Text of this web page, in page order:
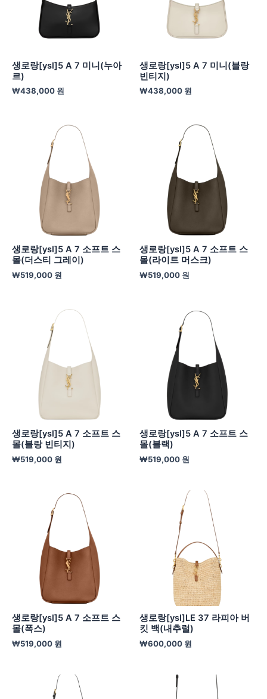
생로랑[ysl]5 A 7 미니(누아
르)
₩438,000 원
생로랑[ysl]5 A 7 미니(블랑
빈티지)
₩438,000 원
생로랑[ysl]5 A 7 소프트 스
몰(더스티 그레이)
₩519,000 원
생로랑[ysl]5 A 7 소프트 스
몰(라이트 머스크)
₩519,000 원
생로랑[ysl]5 A 7 소프트 스
몰(블랑 빈티지)
₩519,000 원
생로랑[ysl]5 A 7 소프트 스
몰(블랙)
₩519,000 원
생로랑[ysl]5 A 7 소프트 스
몰(폭스)
₩519,000 원
생로랑[ysl]LE 37 라피아 버
킷 백(내추럴)
₩600,000 원